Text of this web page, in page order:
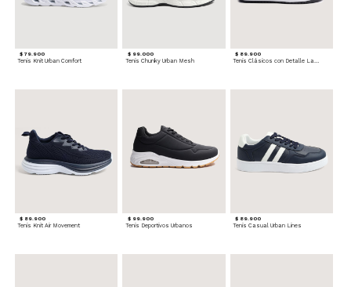
$ 79.900
Tenis Knit Urban Comfort
$ 99.000
Tenis Chunky Urban Mesh
$ 89.900
Tenis Clásicos con Detalle Lateral
$ 89.900
Tenis Knit Air Movement
$ 99.900
Tenis Deportivos Urbanos
$ 89.900
Tenis Casual Urban Lines